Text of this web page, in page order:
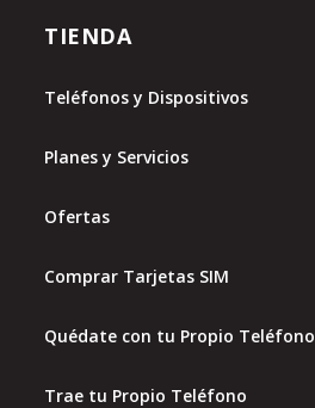
TIENDA
Teléfonos y Dispositivos
Planes y Servicios
Ofertas
Comprar Tarjetas SIM
Quédate con tu Propio Teléfono
Trae tu Propio Teléfono